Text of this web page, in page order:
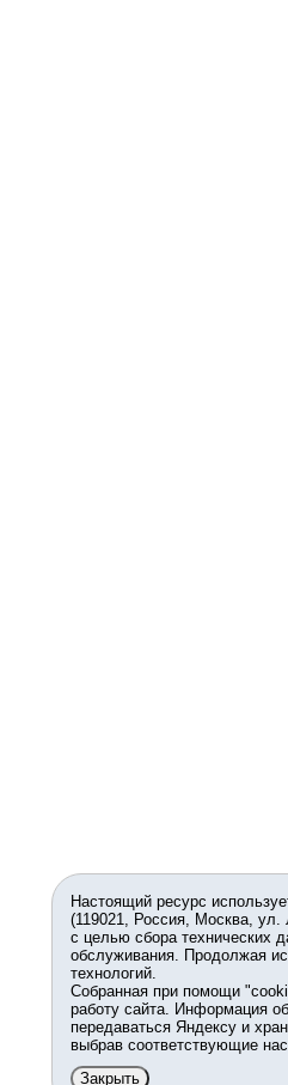
Настоящий ресурс
(119021, Россия, Москва,
с целью сбора технических
обслуживания. Продолжая
технологий.
Собранная при помощи
работу сайта. Информация
передаваться Яндексу и
выбрав соответствующие
Закрыть